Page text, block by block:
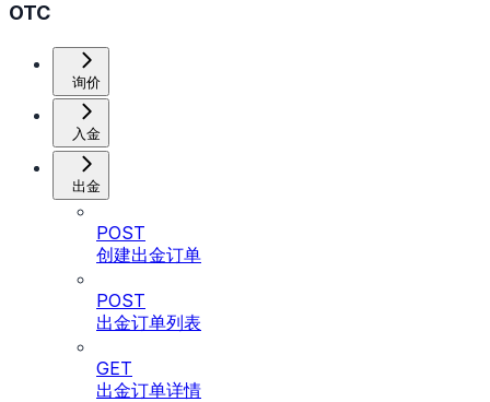
OTC
询价
入金
出金
POST
创建出金订单
POST
出金订单列表
GET
出金订单详情